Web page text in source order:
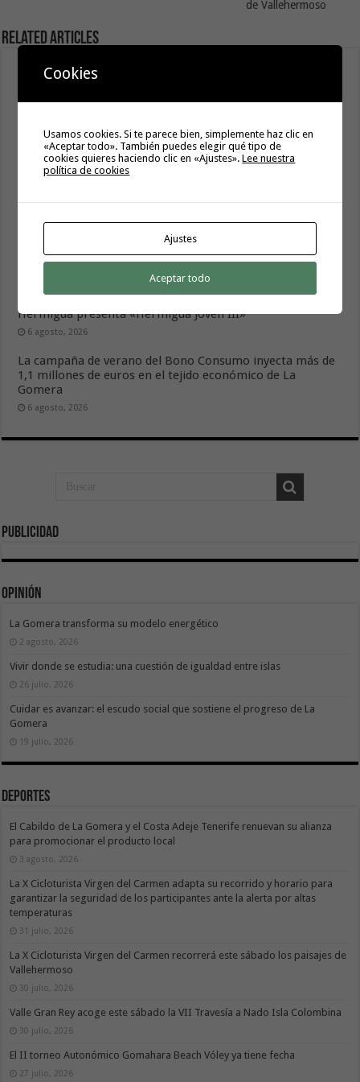
de Vallehermoso
Related Articles
El Cabildo abre a la ciudadanía la elaboración del Plan
Estratégico de Igualdad y Políticas de Género 2027-2030
Hermigua presenta «Hermigua Joven III»
6 agosto, 2026
La campaña de verano del Bono Consumo inyecta más de
1,1 millones de euros en el tejido económico de La
Gomera
6 agosto, 2026
Publicidad
Opinión
La Gomera transforma su modelo energético
2 agosto, 2026
Vivir donde se estudia: una cuestión de igualdad entre islas
26 julio, 2026
Cuidar es avanzar: el escudo social que sostiene el progreso de La
Gomera
19 julio, 2026
Deportes
El Cabildo de La Gomera y el Costa Adeje Tenerife renuevan su alianza
para promocionar el producto local
3 agosto, 2026
La X Cicloturista Virgen del Carmen adapta su recorrido y horario para
garantizar la seguridad de los participantes ante la alerta por altas
temperaturas
31 julio, 2026
La X Cicloturista Virgen del Carmen recorrerá este sábado los paisajes de
Vallehermoso
30 julio, 2026
Valle Gran Rey acoge este sábado la VII Travesía a Nado Isla Colombina
30 julio, 2026
El II torneo Autonómico Gomahara Beach Vóley ya tiene fecha
27 julio, 2026
Cookies
Usamos cookies. Si te parece bien, simplemente haz clic en
«Aceptar todo». También puedes elegir qué tipo de
cookies quieres haciendo clic en «Ajustes».Lee nuestra
política de cookies
Ajustes
Aceptar todo